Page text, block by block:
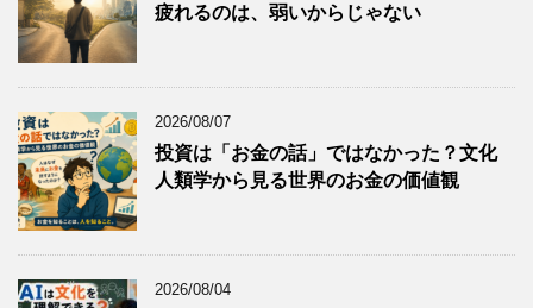
疲れるのは、弱いからじゃない
2026/08/07
投資は「お金の話」ではなかった？文化
人類学から見る世界のお金の価値観
2026/08/04